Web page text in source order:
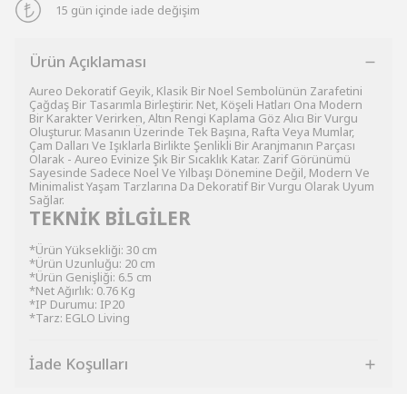
15 gün içinde iade değişim
Ürün Açıklaması
Aureo Dekoratif Geyik, Klasik Bir Noel Sembolünün Zarafetini
Çağdaş Bir Tasarımla Birleştirir. Net, Köşeli Hatları Ona Modern
Bir Karakter Verirken, Altın Rengi Kaplama Göz Alıcı Bir Vurgu
Oluşturur. Masanın Üzerinde Tek Başına, Rafta Veya Mumlar,
Çam Dalları Ve Işıklarla Birlikte Şenlikli Bir Aranjmanın Parçası
Olarak - Aureo Evinize Şık Bir Sıcaklık Katar. Zarif Görünümü
Sayesinde Sadece Noel Ve Yılbaşı Dönemine Değil, Modern Ve
Minimalist Yaşam Tarzlarına Da Dekoratif Bir Vurgu Olarak Uyum
Sağlar.
TEKNİK BİLGİLER
*Ürün Yüksekliği: 30 cm
*Ürün Uzunluğu: 20 cm
*Ürün Genişliği: 6.5 cm
*Net Ağırlık: 0.76 Kg
*IP Durumu: IP20
*Tarz: EGLO Living
İade Koşulları